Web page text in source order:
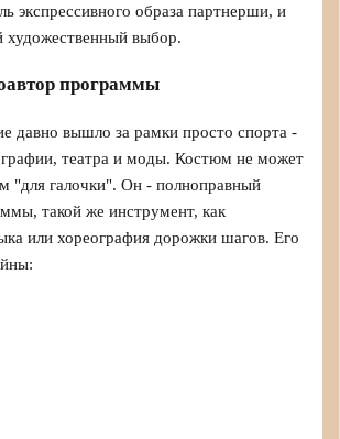
экспрессивного образа партнерши, и
художественный выбор.
программы
давно вышло за рамки просто спорта -
театра и моды. Костюм не может
"для галочки". Он - полноправный
такой же инструмент, как
или хореография дорожки шагов. Его